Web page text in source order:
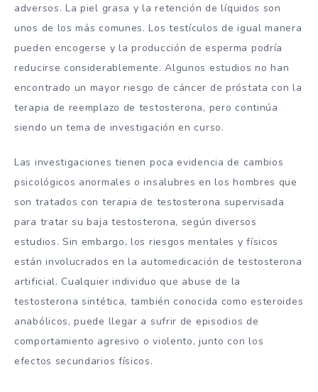
adversos. La piel grasa y la retención de líquidos son
unos de los más comunes. Los testículos de igual manera
pueden encogerse y la producción de esperma podría
reducirse considerablemente. Algunos estudios no han
encontrado un mayor riesgo de cáncer de próstata con la
terapia de reemplazo de testosterona, pero continúa
siendo un tema de investigación en curso.
Las investigaciones tienen poca evidencia de cambios
psicológicos anormales o insalubres en los hombres que
son tratados con terapia de testosterona supervisada
para tratar su baja testosterona, según diversos
estudios. Sin embargo, los riesgos mentales y físicos
están involucrados en la automedicación de testosterona
artificial. Cualquier individuo que abuse de la
testosterona sintética, también conocida como esteroides
anabólicos, puede llegar a sufrir de episodios de
comportamiento agresivo o violento, junto con los
efectos secundarios físicos.